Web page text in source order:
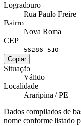
Logradouro
Rua Paulo Freire
Bairro
Nova Roma
CEP
56286-510
Copiar
Situação
Válido
Localidade
Araripina / PE
Dados compilados de
nome conforme listado